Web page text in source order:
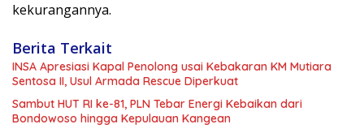
kekurangannya.
Berita Terkait
INSA Apresiasi Kapal Penolong usai Kebakaran KM Mutiara
Sentosa II, Usul Armada Rescue Diperkuat
Sambut HUT RI ke-81, PLN Tebar Energi Kebaikan dari
Bondowoso hingga Kepulauan Kangean